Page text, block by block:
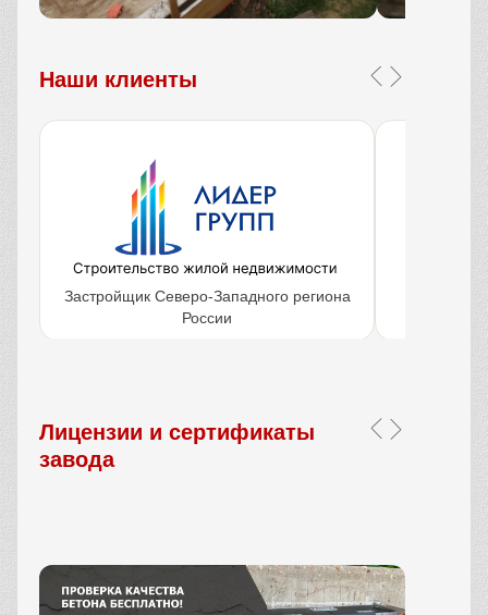
Наши клиенты
Застройщик Северо-Западного региона
России
Лицензии и сертификаты
завода